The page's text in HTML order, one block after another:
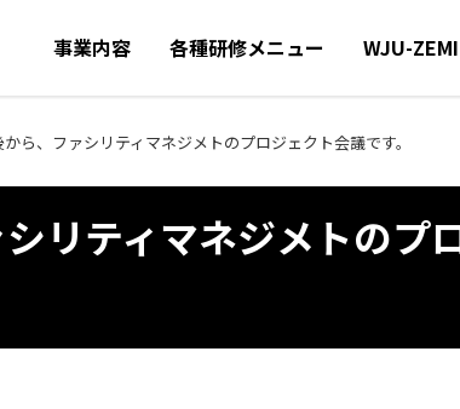
事業内容 各種研修メニュー WJU-ZEMI
ら、ファシリティマネジメトのプロジェクト会議です。
リティマネジメトのプ